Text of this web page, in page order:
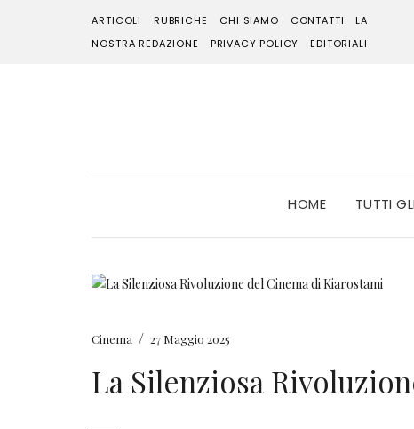
ARTICOLI RUBRICHE CHI SIAMO CONTATTI
LA
NOSTRA REDAZIONE
PRIVACY POLICY EDITORIALI
HOME TUTTI
Cinema / 27 Maggio 2025
La Silenziosa